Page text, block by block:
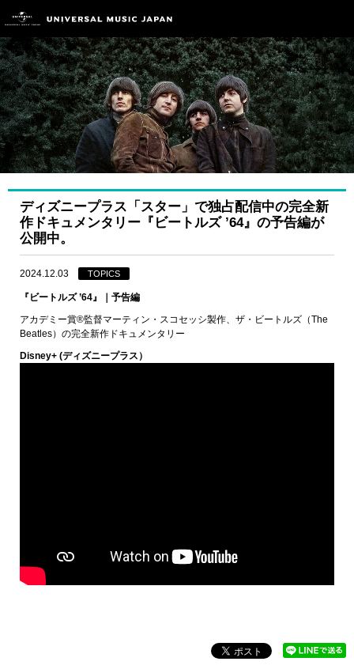
ディズニープラス「スター」で独占配信中の完全新
作ドキュメンタリー『ビートルズ ’64』の予告編が
公開中。
2024.12.03 TOPICS
『ビートルズ ’64』｜予告編
アカデミー賞®監督マーティン・スコセッシ製作、ザ・ビートルズ（The
Beatles）の完全新作ドキュメンタリー
Disney+ (ディズニープラス）